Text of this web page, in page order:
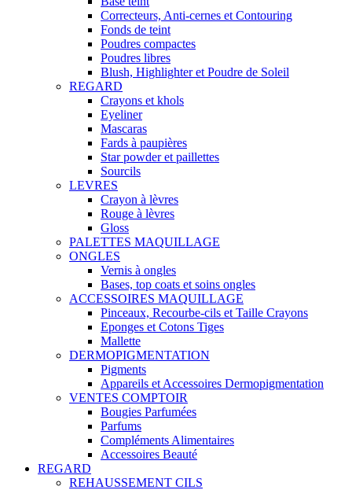
Correcteurs, Anti-cernes et Contouring
Fonds de teint
Poudres compactes
Poudres libres
Blush, Highlighter et Poudre de Soleil
REGARD
Crayons et khols
Eyeliner
Mascaras
Fards à paupières
Star powder et paillettes
Sourcils
LEVRES
Crayon à lèvres
Rouge à lèvres
Gloss
PALETTES MAQUILLAGE
ONGLES
Vernis à ongles
Bases, top coats et soins ongles
ACCESSOIRES MAQUILLAGE
Pinceaux, Recourbe-cils et Taille Crayons
Eponges et Cotons Tiges
Mallette
DERMOPIGMENTATION
Pigments
Appareils et Accessoires Dermopigmentation
VENTES COMPTOIR
Bougies Parfumées
Parfums
Compléments Alimentaires
Accessoires Beauté
REGARD
REHAUSSEMENT CILS